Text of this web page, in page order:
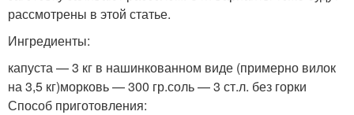
рассмотрены в этой статье.
Ингредиенты:
капуста — 3 кг в нашинкованном виде (примерно вилок
на 3,5 кг)морковь — 300 гр.соль — 3 ст.л. без горки
Способ приготовления: